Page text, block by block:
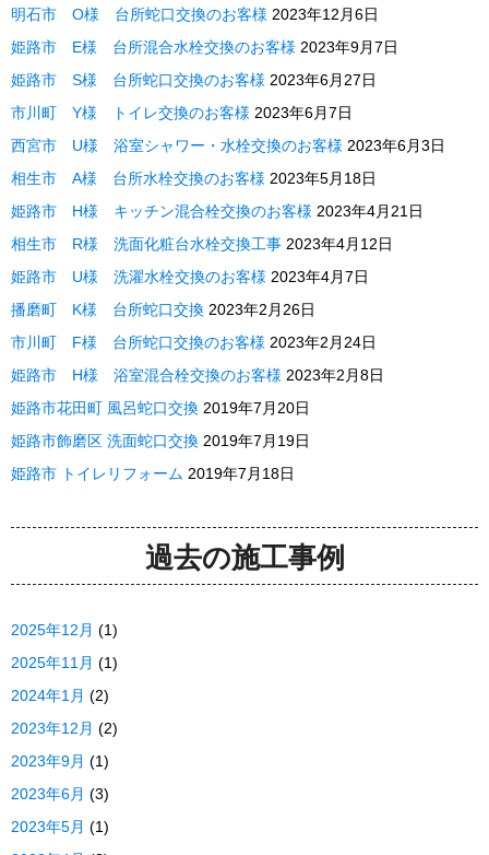
明石市 O様 台所蛇口交換のお客様 2023年12月6日
姫路市 E様 台所混合水栓交換のお客様 2023年9月7日
姫路市 S様 台所蛇口交換のお客様 2023年6月27日
市川町 Y様 トイレ交換のお客様 2023年6月7日
西宮市 U様 浴室シャワー・水栓交換のお客様 2023年6月3日
相生市 A様 台所水栓交換のお客様 2023年5月18日
姫路市 H様 キッチン混合栓交換のお客様 2023年4月21日
相生市 R様 洗面化粧台水栓交換工事 2023年4月12日
姫路市 U様 洗濯水栓交換のお客様 2023年4月7日
播磨町 K様 台所蛇口交換 2023年2月26日
市川町 F様 台所蛇口交換のお客様 2023年2月24日
姫路市 H様 浴室混合栓交換のお客様 2023年2月8日
姫路市花田町 風呂蛇口交換 2019年7月20日
姫路市飾磨区 洗面蛇口交換 2019年7月19日
姫路市 トイレリフォーム 2019年7月18日
過去の施工事例
2025年12月 (1)
2025年11月 (1)
2024年1月 (2)
2023年12月 (2)
2023年9月 (1)
2023年6月 (3)
2023年5月 (1)